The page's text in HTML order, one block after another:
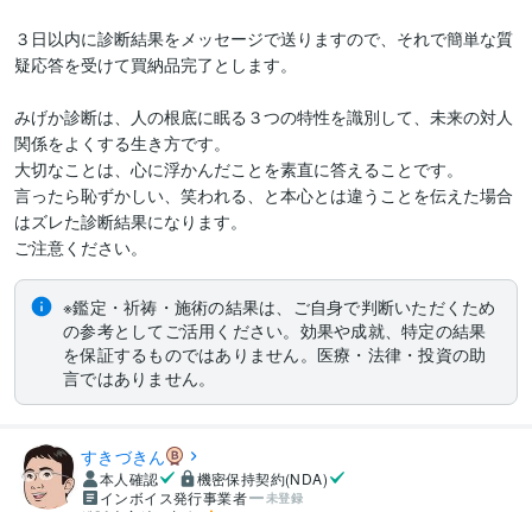
３日以内に診断結果をメッセージで送りますので、それで簡単な質
疑応答を受けて買納品完了とします。
みげか診断は、人の根底に眠る３つの特性を識別して、未来の対人
関係をよくする生き方です。
大切なことは、心に浮かんだことを素直に答えることです。
言ったら恥ずかしい、笑われる、と本心とは違うことを伝えた場合
はズレた診断結果になります。
ご注意ください。
※鑑定・祈祷・施術の結果は、ご自身で判断いただくため
の参考としてご活用ください。効果や成就、特定の結果
を保証するものではありません。医療・法律・投資の助
言ではありません。
すきづきん
本人確認
機密保持契約(NDA)
インボイス発行事業者
未登録